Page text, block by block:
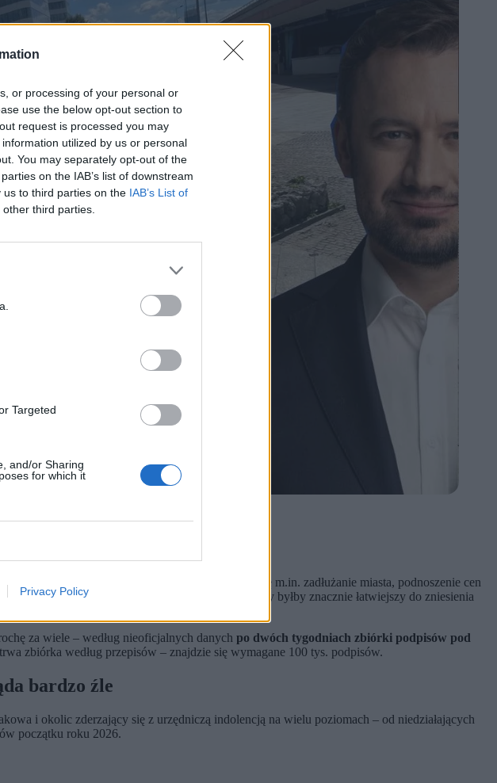
or processing of your personal or
use the below opt-out section to
request is processed you may
utilized by us or personal
You may separately opt-out of the
on the IAB’s list of downstream
to third parties on the IAB’s List of
third parties.
Targeted
and/or Sharing
for which it
Privacy Policy
Aleksandra Miszalskiego
. Zarzuca mu się m.in. zadłużanie miasta, podnoszenie cen
na wzór londyński, a nie na wzór niemiecki, który byłby znacznie łatwiejszy do zniesienia
za wiele – według nieoficjalnych danych po dwóch tygodniach zbiórki podpisów pod
zbiórka według przepisów – znajdzie się wymagane 100 tys. podpisów.
bardzo źle
i okolic zderzający się z urzędniczą indolencją na wielu poziomach – od niedziałających
początku roku 2026.